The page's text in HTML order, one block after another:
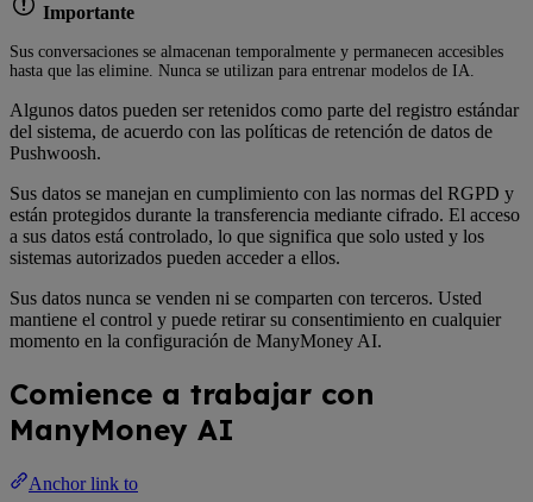
Importante
Sus conversaciones se almacenan temporalmente y permanecen accesibles
hasta que las elimine. Nunca se utilizan para entrenar modelos de IA.
Algunos datos pueden ser retenidos como parte del registro estándar
del sistema, de acuerdo con las políticas de retención de datos de
Pushwoosh.
Sus datos se manejan en cumplimiento con las normas del RGPD y
están protegidos durante la transferencia mediante cifrado. El acceso
a sus datos está controlado, lo que significa que solo usted y los
sistemas autorizados pueden acceder a ellos.
Sus datos nunca se venden ni se comparten con terceros. Usted
mantiene el control y puede retirar su consentimiento en cualquier
momento en la configuración de ManyMoney AI.
Comience a trabajar con
ManyMoney AI
Anchor link to